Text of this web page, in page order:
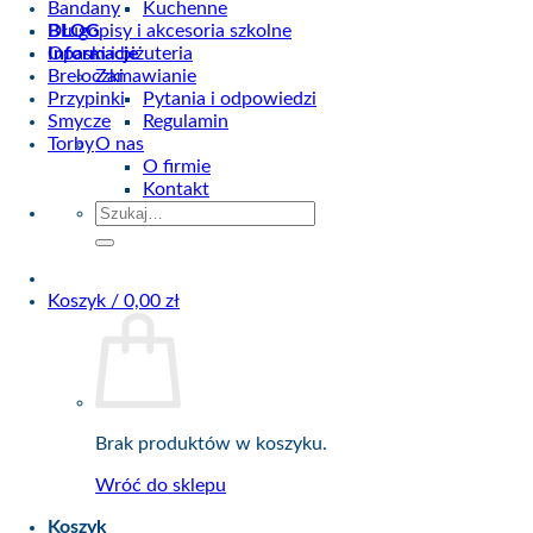
Kuchenne
BLOG
Informacje
Zamawianie
Pytania i odpowiedzi
Regulamin
O nas
O firmie
Kontakt
Szukaj:
Koszyk / 0,00 zł
Brak produktów w koszyku.
Wróć do sklepu
Koszyk
Bandany
Długopisy i akcesoria szkolne
Opaski i biżuteria
Breloczki
Przypinki
Smycze
Torby